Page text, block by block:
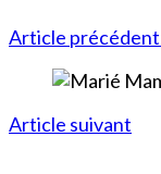
Article précédent
Article suivant